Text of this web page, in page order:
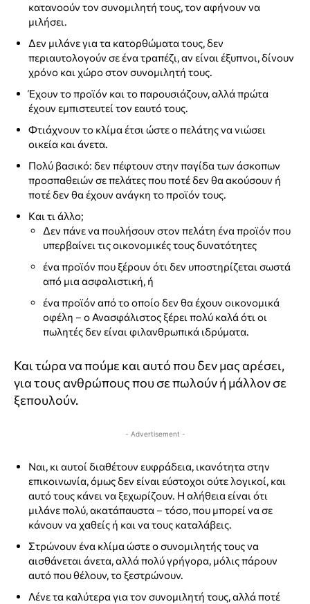
κατανοούν τον συνομιλητή τους, τον αφήνουν να
μιλήσει.
Δεν μιλάνε για τα κατορθώματα τους, δεν
περιαυτολογούν σε ένα τραπέζι, αν είναι έξυπνοι, δίνουν
χρόνο και χώρο στον συνομιλητή τους.
Έχουν το προϊόν και το παρουσιάζουν, αλλά πρώτα
έχουν εμπιστευτεί τον εαυτό τους.
Φτιάχνουν το κλίμα έτσι ώστε ο πελάτης να νιώσει
οικεία και άνετα.
Πολύ βασικό: δεν πέφτουν στην παγίδα των άσκοπων
προσπαθειών σε πελάτες που ποτέ δεν θα ακούσουν ή
ποτέ δεν θα έχουν ανάγκη το προϊόν τους.
Και τι άλλο;
Δεν πάνε να πουλήσουν στον πελάτη ένα προϊόν που
υπερβαίνει τις οικονομικές τους δυνατότητες
ένα προϊόν που ξέρουν ότι δεν υποστηρίζεται σωστά
από μια ασφαλιστική, ή
ένα προϊόν από το οποίο δεν θα έχουν οικονομικά
οφέλη – ο Ανασφάλιστος ξέρει πολύ καλά ότι οι
πωλητές δεν είναι φιλανθρωπικά ιδρύματα.
Και τώρα να πούμε και αυτό που δεν μας αρέσει,
για τους ανθρώπους που σε πωλούν ή μάλλον σε
ξεπουλούν.
- Advertisement -
Ναι, κι αυτοί διαθέτουν ευφράδεια, ικανότητα στην
επικοινωνία, όμως δεν είναι εύστοχοι ούτε λογικοί, και
αυτό τους κάνει να ξεχωρίζουν. Η αλήθεια είναι ότι
μιλάνε πολύ, ακατάπαυστα – τόσο, που μπορεί να σε
κάνουν να χαθείς ή και να τους καταλάβεις.
Στρώνουν ένα κλίμα ώστε ο συνομιλητής τους να
αισθάνεται άνετα, αλλά πολύ γρήγορα, μόλις πάρουν
αυτό που θέλουν, το ξεστρώνουν.
Λένε τα καλύτερα για τον συνομιλητή τους, αλλά ποτέ